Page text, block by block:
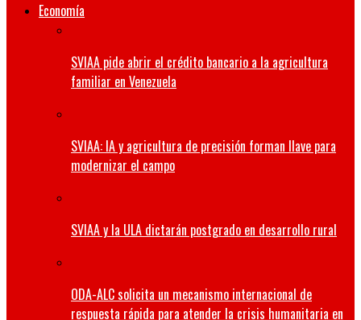
Economía
SVIAA pide abrir el crédito bancario a la agricultura
familiar en Venezuela
SVIAA: IA y agricultura de precisión forman llave para
modernizar el campo
SVIAA y la ULA dictarán postgrado en desarrollo rural
ODA-ALC solicita un mecanismo internacional de
respuesta rápida para atender la crisis humanitaria en